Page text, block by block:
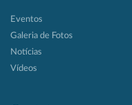
Eventos
Galeria de Fotos
Notícias
Vídeos